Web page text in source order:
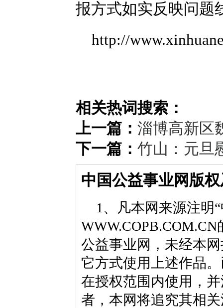
报方式如实反映问题
http://
相关热词搜索：
上一篇： 淄博高新区
下一篇： 竹山：元旦
中国公益事业网版
1、凡本网来源注明
公益事业网，未经本
它方式使用上述作品
在授权范围内使用，
者，本网将追究其相